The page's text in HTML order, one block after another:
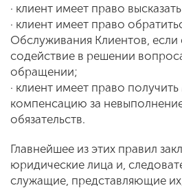
· клиент имеет право
· клиент имеет право
Обслуживания Клиентов, если
содействие в решении
обращении;
· клиент имеет право
компенсацию за
обязательств.
Главнейшее из этих правил
юридические лица и,
служащие, представляющие